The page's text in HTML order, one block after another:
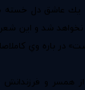
عاشق دل خسته
شد و اين
در باره وي
همسر و